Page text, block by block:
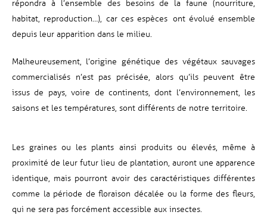
répondra à l’ensemble des besoins de la faune (nourriture,
habitat, reproduction…), car ces espèces ont évolué ensemble
depuis leur apparition dans le milieu.
Malheureusement, l’origine génétique des végétaux sauvages
commercialisés n’est pas précisée, alors qu’ils peuvent être
issus de pays, voire de continents, dont l’environnement, les
saisons et les températures, sont différents de notre territoire.
Les graines ou les plants ainsi produits ou élevés, même à
proximité de leur futur lieu de plantation, auront une apparence
identique, mais pourront avoir des caractéristiques différentes
comme la période de floraison décalée ou la forme des fleurs,
qui ne sera pas forcément accessible aux insectes.